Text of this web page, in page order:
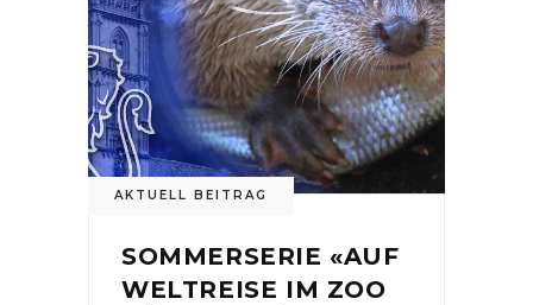
AKTUELL BEITRAG
SOMMERSERIE «AUF
WELTREISE IM ZOO